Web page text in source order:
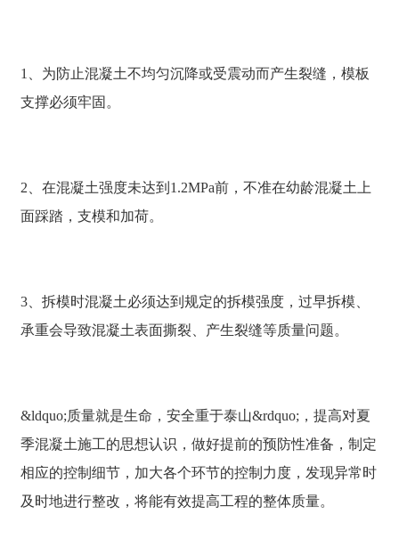
1、为防止混凝土不均匀沉降或受震动而产生裂缝，模板
支撑必须牢固。
2、在混凝土强度未达到1.2MPa前，不准在幼龄混凝土上
面踩踏，支模和加荷。
3、拆模时混凝土必须达到规定的拆模强度，过早拆模、
承重会导致混凝土表面撕裂、产生裂缝等质量问题。
&ldquo;质量就是生命，安全重于泰山&rdquo;，提高对夏
季混凝土施工的思想认识，做好提前的预防性准备，制定
相应的控制细节，加大各个环节的控制力度，发现异常时
及时地进行整改，将能有效提高工程的整体质量。